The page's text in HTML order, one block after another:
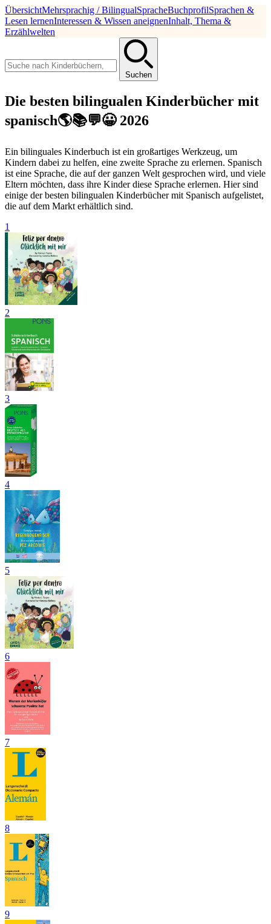
ÜbersichtMehrsprachig / BilingualSpracheBuchprofilSprachen &
Lesen lernenInteressen & Wissen aneignenInhalt, Thema &
Erzählwelten
Suchen
Die besten bilingualen Kinderbücher mit
spanisch🌎📚💬😀 2026
Ein bilinguales Kinderbuch ist ein großartiges Werkzeug, um
Kindern dabei zu helfen, eine zweite Sprache zu erlernen. Spanisch
ist eine Sprache, die auf der ganzen Welt gesprochen wird, und viele
Eltern möchten, dass ihre Kinder diese Sprache erlernen. Hier sind
einige der besten bilingualen Kinderbücher mit Spanisch aufgelistet,
die auf dem Markt erhältlich sind.
1
2
3
4
5
6
7
8
9